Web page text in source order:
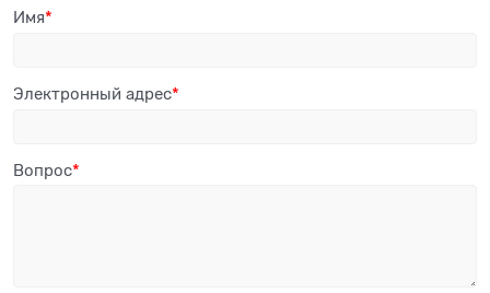
Имя
Электронный адрес
Вопрос